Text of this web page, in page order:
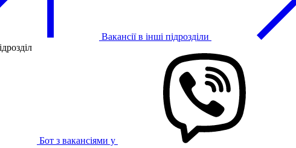
Вакансії в інші підрозділи
Бот з вакансіями у